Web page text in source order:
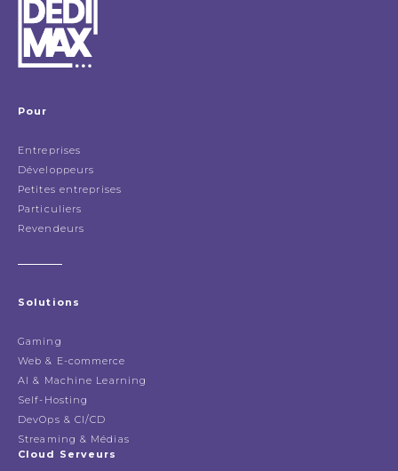
Pour
Entreprises
Développeurs
Petites entreprises
Particuliers
Revendeurs
Solutions
Gaming
Web & E-commerce
AI & Machine Learning
Self-Hosting
DevOps & CI/CD
Streaming & Médias
Cloud Serveurs